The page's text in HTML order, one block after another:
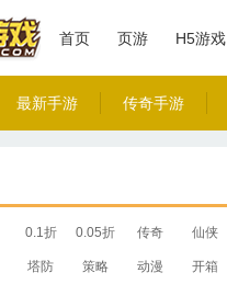
首页 页游 H5游戏
最新手游 传奇手游
0.1折 0.05折 传奇 仙侠
塔防 策略 动漫 开箱